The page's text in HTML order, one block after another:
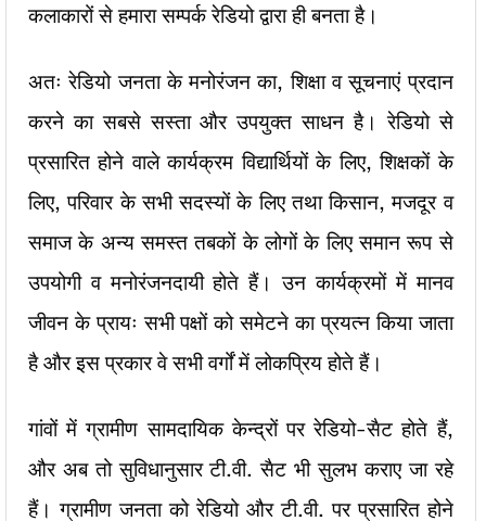
कलाकारों से हमारा सम्पर्क रेडियो द्वारा ही बनता है।
अतः रेडियो जनता के मनोरंजन का, शिक्षा व सूचनाएं प्रदान
करने का सबसे सस्ता और उपयुक्त साधन है। रेडियो से
प्रसारित होने वाले कार्यक्रम विद्यार्थियों के लिए, शिक्षकों के
लिए, परिवार के सभी सदस्यों के लिए तथा किसान, मजदूर व
समाज के अन्य समस्त तबकों के लोगों के लिए समान रूप से
उपयोगी व मनोरंजनदायी होते हैं। उन कार्यक्रमों में मानव
जीवन के प्रायः सभी पक्षों को समेटने का प्रयत्न किया जाता
है और इस प्रकार वे सभी वर्गों में लोकप्रिय होते हैं।
गांवों में ग्रामीण सामदायिक केन्द्रों पर रेडियो-सैट होते हैं,
और अब तो सुविधानुसार टी.वी. सैट भी सुलभ कराए जा रहे
हैं। ग्रामीण जनता को रेडियो और टी.वी. पर प्रसारित होने